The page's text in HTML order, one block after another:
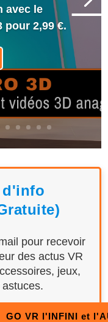
avec le
pour 2,99 €.
pour recevoir
des actus VR
jeux,